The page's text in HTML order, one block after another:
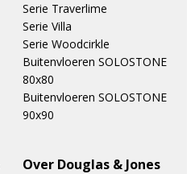
Serie Traverlime
Serie Villa
Serie Woodcirkle
Buitenvloeren SOLOSTONE
80x80
Buitenvloeren SOLOSTONE
90x90
Over Douglas & Jones